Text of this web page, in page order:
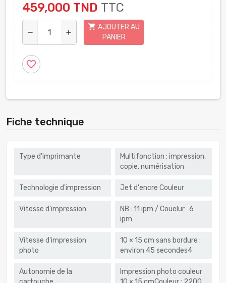
459,000 TND TTC
remove add
shopping_cart AJOUTER AU
PANIER
favorite_border
Fiche technique
Type d'imprimante
Multifonction : impression,
copie, numérisation
Technologie d'impression Jet d'encre Couleur
Vitesse d'impression
NB : 11 ipm / Couelur : 6
ipm
Vitesse d'impression
photo
10 × 15 cm sans bordure :
environ 45 secondes4
Autonomie de la
Impression photo couleur